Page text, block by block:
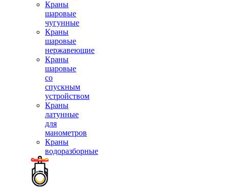
Краны
шаровые
чугунные
Краны
шаровые
нержавеющие
Краны
шаровые
со
спускным
устройством
Краны
латунные
для
манометров
Краны
водоразборные